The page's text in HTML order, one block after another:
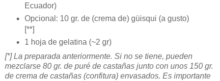
Ecuador)
Opcional: 10 gr. de (crema de) güisqui (a gusto)
[**]
1 hoja de gelatina (~2 gr)
[*] La preparada anteriormente. Si no se tiene, pueden
mezclarse 80 gr. de puré de castañas junto con unos 150 gr.
de crema de castañas (confitura) envasados. Es importante